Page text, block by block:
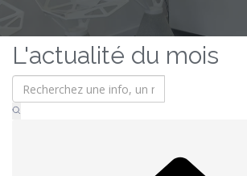
L'actualité du mois